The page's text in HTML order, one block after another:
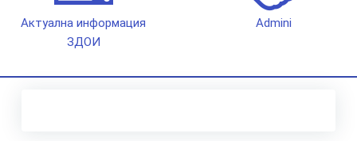
Актуална информация
ЗДОИ
Admini